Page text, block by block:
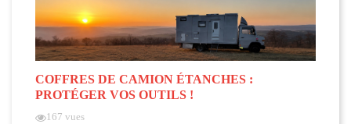
COFFRES DE CAMION ÉTANCHES :
PROTÉGER VOS OUTILS !
167 vues